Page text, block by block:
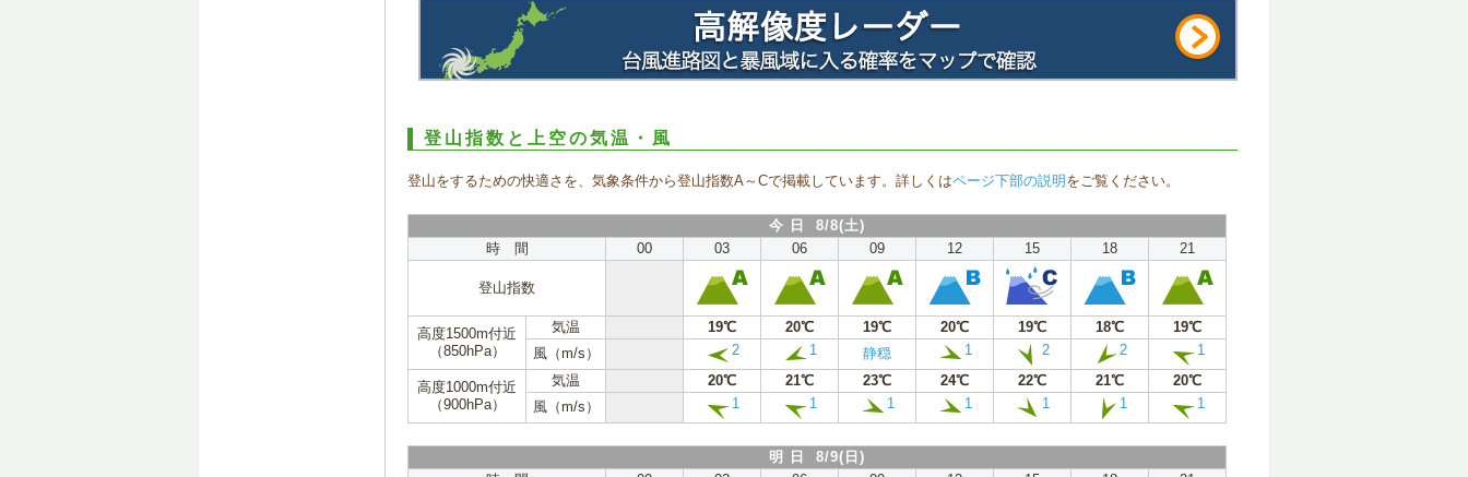
登山指数と上空の気温・風
登山をするための快適さを、気象条件から登山指数A～Cで掲載しています。詳しくはページ下部の説明 をご覧ください。
今 日 8/8(土)
時 間
00 03 06 09 12 15 18 21
登山指数
高度1500m付近
（850hPa）
気温 19℃ 20℃ 19℃ 20℃ 19℃ 18℃
19℃
風（m/s）
2 1 静穏 1 2 2 1
高度1000m付近
（900hPa）
気温 20℃ 21℃ 23℃ 24℃ 22℃ 21℃
20℃
風（m/s）
1 1 1 1 1 1 1
明 日 8/9(日)